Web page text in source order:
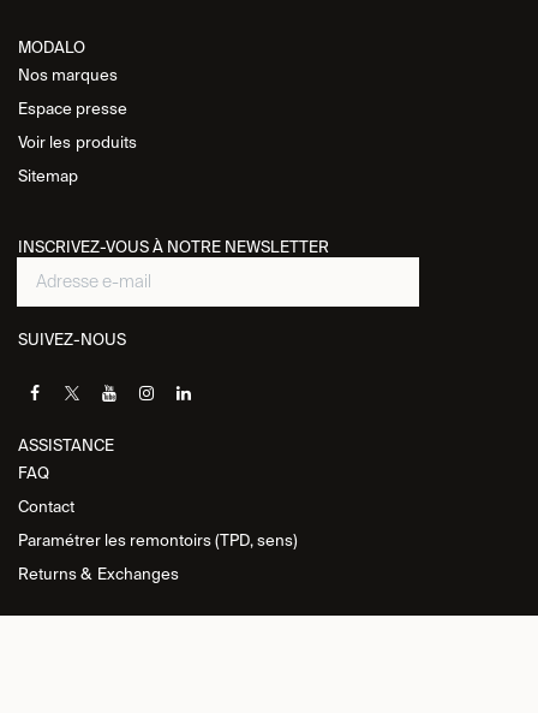
MODALO
Nos marques
Espace presse
Voir les produits
Sitemap
INSCRIVEZ-VOUS À NOTRE NEWSLETTER
SUIVEZ-NOUS
ASSISTANCE​
FAQ
Contact
Paramétrer les remontoirs (TPD, sens)
Returns & Exchanges